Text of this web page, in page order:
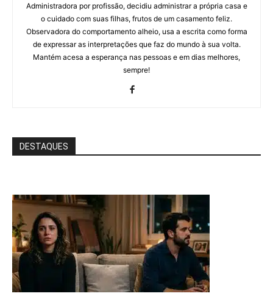
Administradora por profissão, decidiu administrar a própria casa e
o cuidado com suas filhas, frutos de um casamento feliz.
Observadora do comportamento alheio, usa a escrita como forma
de expressar as interpretações que faz do mundo à sua volta.
Mantém acesa a esperança nas pessoas e em dias melhores,
sempre!
DESTAQUES